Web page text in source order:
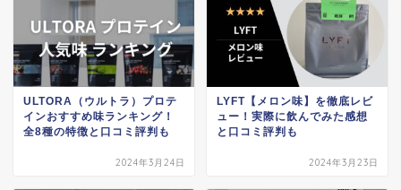
ULTORA（ウルトラ）プロテ
インおすすめ味ランキング！
全8種の特徴と口コミ評判も
2024年3月24日
LYFT【メロン味】を徹底レビ
ュー！実際に飲んでみた感想
と口コミ評判も
2024年3月23日